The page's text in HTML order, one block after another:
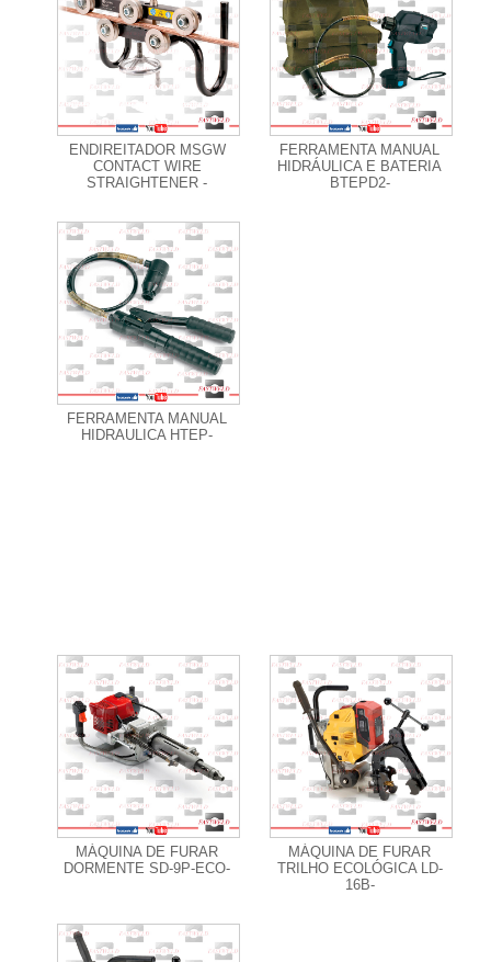
+ Informações
ENDIREITADOR MSGW
CONTACT WIRE
STRAIGHTENER -
+ Informações
FERRAMENTA MANUAL
HIDRÁULICA E BATERIA
BTEPD2-
+ Informações
FERRAMENTA MANUAL
HIDRAULICA HTEP-
+ Informações
MÁQUINA DE FURAR
DORMENTE SD-9P-ECO-
+ Informações
MÁQUINA DE FURAR
TRILHO ECOLÓGICA LD-
16B-